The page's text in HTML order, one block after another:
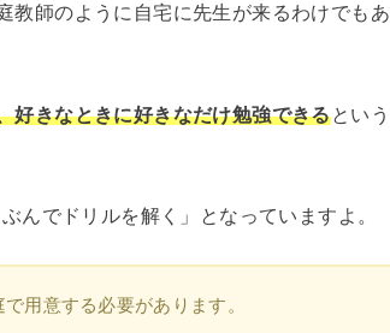
教師のように自宅に先生が来るわけでもあ
好きなときに好きなだけ勉強できるという
んでドリルを解く」となっていますよ。
用意する必要があります。